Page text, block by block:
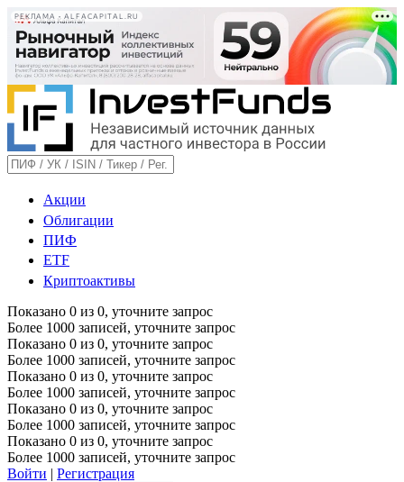
РЕКЛАМА • ALFACAPITAL.RU
Акции
Облигации
ПИФ
ETF
Криптоактивы
Показано 0 из 0, уточните запрос
Более 1000 записей, уточните запрос
Показано 0 из 0, уточните запрос
Более 1000 записей, уточните запрос
Показано 0 из 0, уточните запрос
Более 1000 записей, уточните запрос
Показано 0 из 0, уточните запрос
Более 1000 записей, уточните запрос
Показано 0 из 0, уточните запрос
Более 1000 записей, уточните запрос
Войти | Регистрация